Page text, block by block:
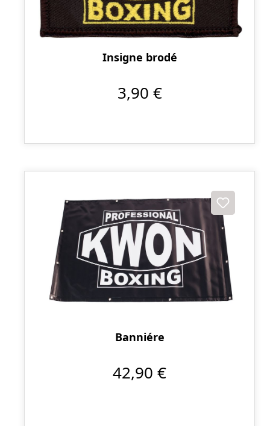
Insigne brodé
3,90 €
Banniére
42,90 €